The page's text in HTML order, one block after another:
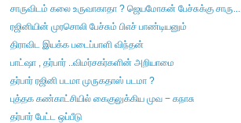
சாருவிடம் கலை உருவாகாதா ? ஜெயமோகன் பேச்சுக்கு சாரு...
ரஜினியின் முரசொலி பேச்சும் பிஎச் பாண்டியனும்
திராவிட இயக்க படைப்பாளி விந்தன்
பாட்ஷா , தர்பார் ..விமர்சகர்களின் அறியாமை
தர்பார் ரஜினி படமா முருகதாஸ் படமா ?
புத்தக கண்காட்சியில் கைகுலுக்கிய முவ − கநாசு
தர்பார் பேட்ட ஒப்பீடு